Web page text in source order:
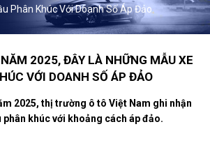
Phân Khúc Với Doanh Số Áp Đảo
2025, ĐÂY LÀ NHỮNG MẪU XE
VỚI DOANH SỐ ÁP ĐẢO
2025, thị trường ô tô Việt Nam ghi nhận
phân khúc với khoảng cách áp đảo.